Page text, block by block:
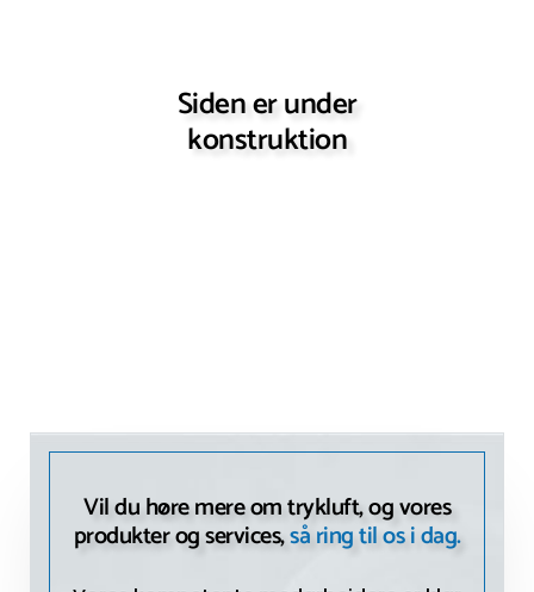
Siden er under
konstruktion
Vil du høre mere om trykluft, og vores
produkter og services,så ring til os i dag.